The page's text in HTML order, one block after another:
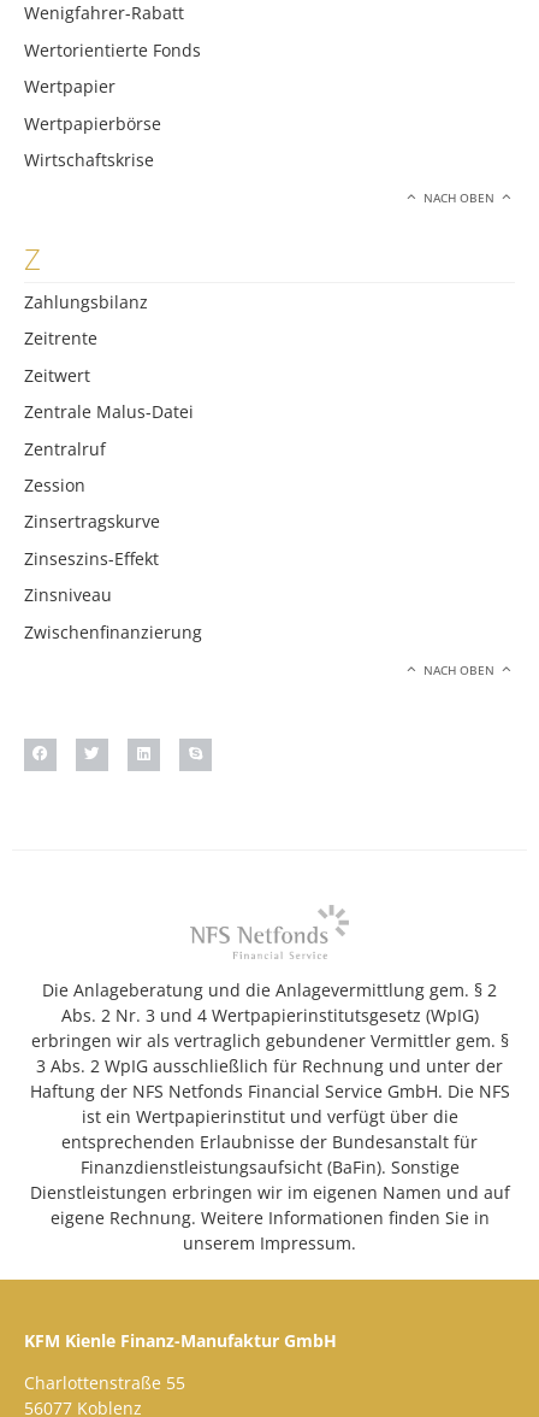
Wenigfahrer-Rabatt
Wertorientierte Fonds
Wertpapier
Wertpapierbörse
Wirtschaftskrise
NACH OBEN
Z
Zahlungsbilanz
Zeitrente
Zeitwert
Zentrale Malus-Datei
Zentralruf
Zession
Zinsertragskurve
Zinseszins-Effekt
Zinsniveau
Zwischenfinanzierung
NACH OBEN
Die Anlageberatung und die Anlagevermittlung gem. § 2
Abs. 2 Nr. 3 und 4 Wertpapierinstitutsgesetz (WpIG)
erbringen wir als vertraglich gebundener Vermittler gem. §
3 Abs. 2 WpIG ausschließlich für Rechnung und unter der
Haftung der NFS Netfonds Financial Service GmbH. Die NFS
ist ein Wertpapierinstitut und verfügt über die
entsprechenden Erlaubnisse der Bundesanstalt für
Finanzdienstleistungsaufsicht (BaFin). Sonstige
Dienstleistungen erbringen wir im eigenen Namen und auf
eigene Rechnung. Weitere Informationen finden Sie in
unserem Impressum.
KFM Kienle Finanz-Manufaktur GmbH
Charlottenstraße 55
56077 Koblenz